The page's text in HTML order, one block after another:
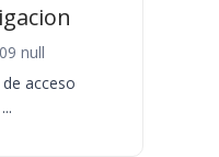
null
acceso